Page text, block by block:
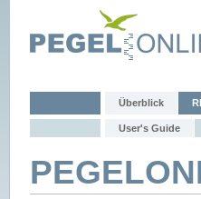
Überblick
User's Guide